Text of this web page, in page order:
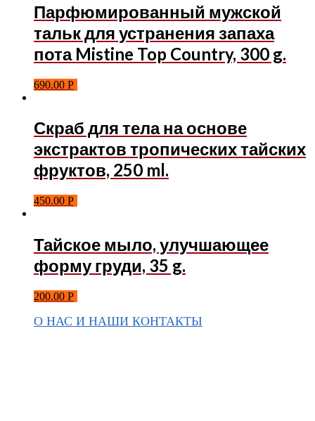
Парфюмированный мужской
тальк для устранения запаха
пота Mistine Top Country, 300 g.
690.00 Р
Скраб для тела на основе
экстрактов тропических тайских
фруктов, 250 ml.
450.00 Р
Тайское мыло, улучшающее
форму груди, 35 g.
200.00 Р
О НАС И НАШИ КОНТАКТЫ